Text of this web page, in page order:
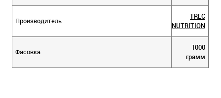
Производитель
TREC
NUTRITION
Фасовка
1000
грамм